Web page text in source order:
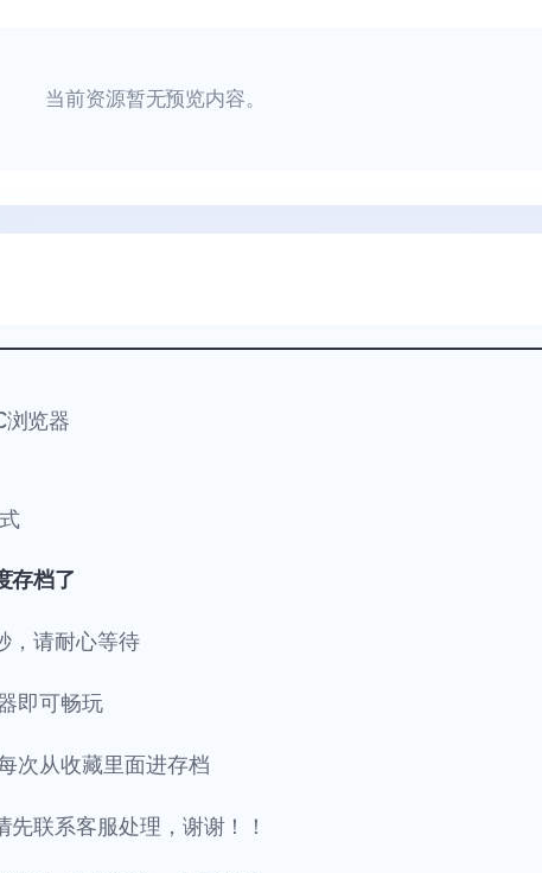
当前资源暂无预览内容。
浏览器
存档了
，请耐心等待
即可畅玩
次从收藏里面进存档
联系客服处理，谢谢！！